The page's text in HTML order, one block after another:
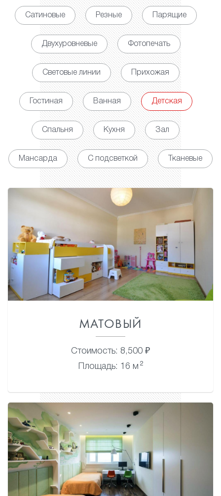
Сатиновые Резные Парящие
Двухуровневые Фотопечать
Световые линии Прихожая
Гостиная Ванная Детская
Спальня Кухня Зал
Мансарда С подсветкой Тканевые
МАТОВЫЙ
Стоимость: 8,500 ₽
Площадь: 16 м 2